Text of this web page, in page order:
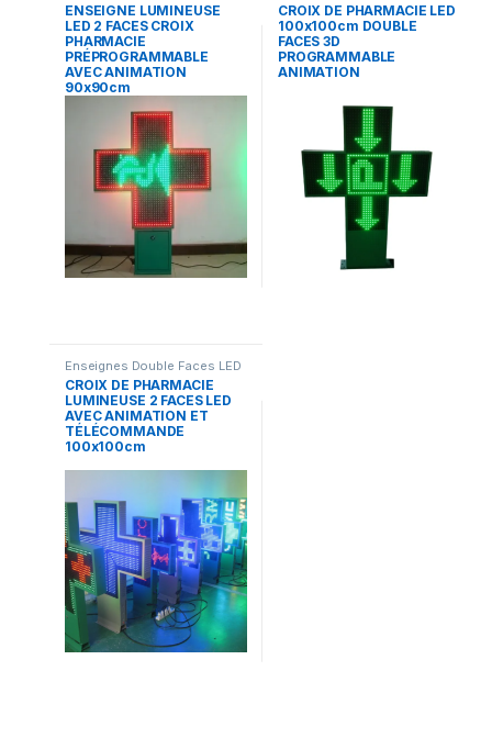
ENSEIGNE LUMINEUSE
LED 2 FACES CROIX
PHARMACIE
PRÉPROGRAMMABLE
AVEC ANIMATION
90x90cm
CROIX DE PHARMACIE LED
100x100cm DOUBLE
FACES 3D
PROGRAMMABLE
ANIMATION
Enseignes Double Faces LED
CROIX DE PHARMACIE
LUMINEUSE 2 FACES LED
AVEC ANIMATION ET
TÉLÉCOMMANDE
100x100cm